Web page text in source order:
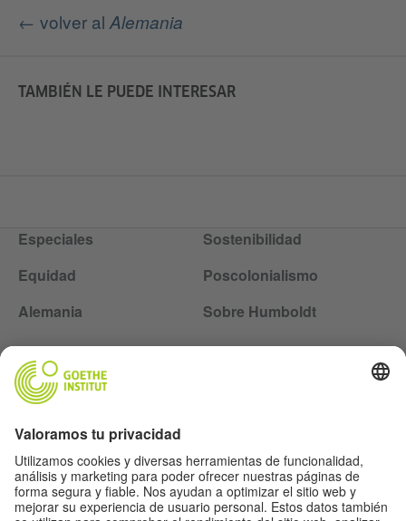
← volver al Alemania
TAMBIÉN LE PUEDE INTERESAR
Especiales
Sostenibilidad
Equidad
Poscolonialismo
Alemania
Sobre Humboldt
Aviso legal
Protección de datos
Siga la revista Humboldt en las redes sociales